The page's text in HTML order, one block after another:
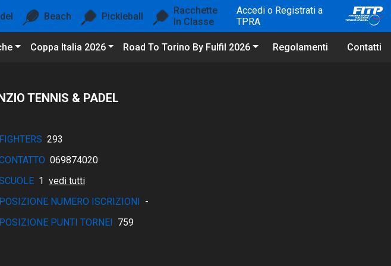
Beach Pickleball
Racchette
In Classe
Accedi o Registrati a
TPRA
Coppa Italia 2026 Road To Torino By Fulfil 2026 Regolamenti Contatti
TENNIS & PADEL
FIGHTERS 293
069874020
1 vedi tutti
POSIZIONE NUMERO ISCRIZIONI -
POSIZIONE PUNTI TORNEI 759